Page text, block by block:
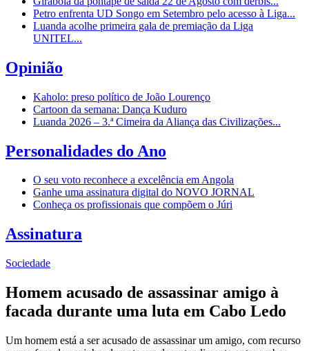
Petro enfrenta UD Songo em Setembro pelo acesso à Liga...
Luanda acolhe primeira gala de premiação da Liga
UNITEL...
Opinião
Kaholo: preso político de João Lourenço
Cartoon da semana: Dança Kuduro
Luanda 2026 – 3.ª Cimeira da Aliança das Civilizações...
Personalidades do Ano
O seu voto reconhece a excelência em Angola
Ganhe uma assinatura digital do NOVO JORNAL
Conheça os profissionais que compõem o Júri
Assinatura
Sociedade
Homem acusado de assassinar amigo à
facada durante uma luta em Cabo Ledo
Um homem está a ser acusado de assassinar um amigo, com recurso